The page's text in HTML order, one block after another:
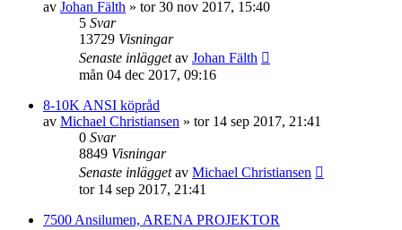
av Johan Fälth » tor 30 nov 2017, 15:40
5 Svar
13729 Visningar
Senaste inläggetav Johan Fälth
mån 04 dec 2017, 09:16
8-10K ANSI köpråd
av Michael Christiansen » tor 14 sep 2017, 21:41
0 Svar
8849 Visningar
Senaste inläggetav Michael Christiansen
tor 14 sep 2017, 21:41
7500 Ansilumen, ARENA PROJEKTOR